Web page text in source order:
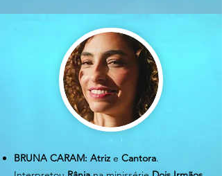
BRUNA CARAM: Atrize Cantora.